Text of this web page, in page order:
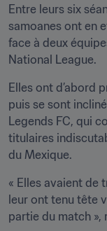
Entre leurs six
samoanes ont en
face à deux
National League.
Elles ont d’abord
puis se sont
Legends FC, qui
titulaires
du Mexique.
« Elles avaient de
leur ont tenu tête
partie du match